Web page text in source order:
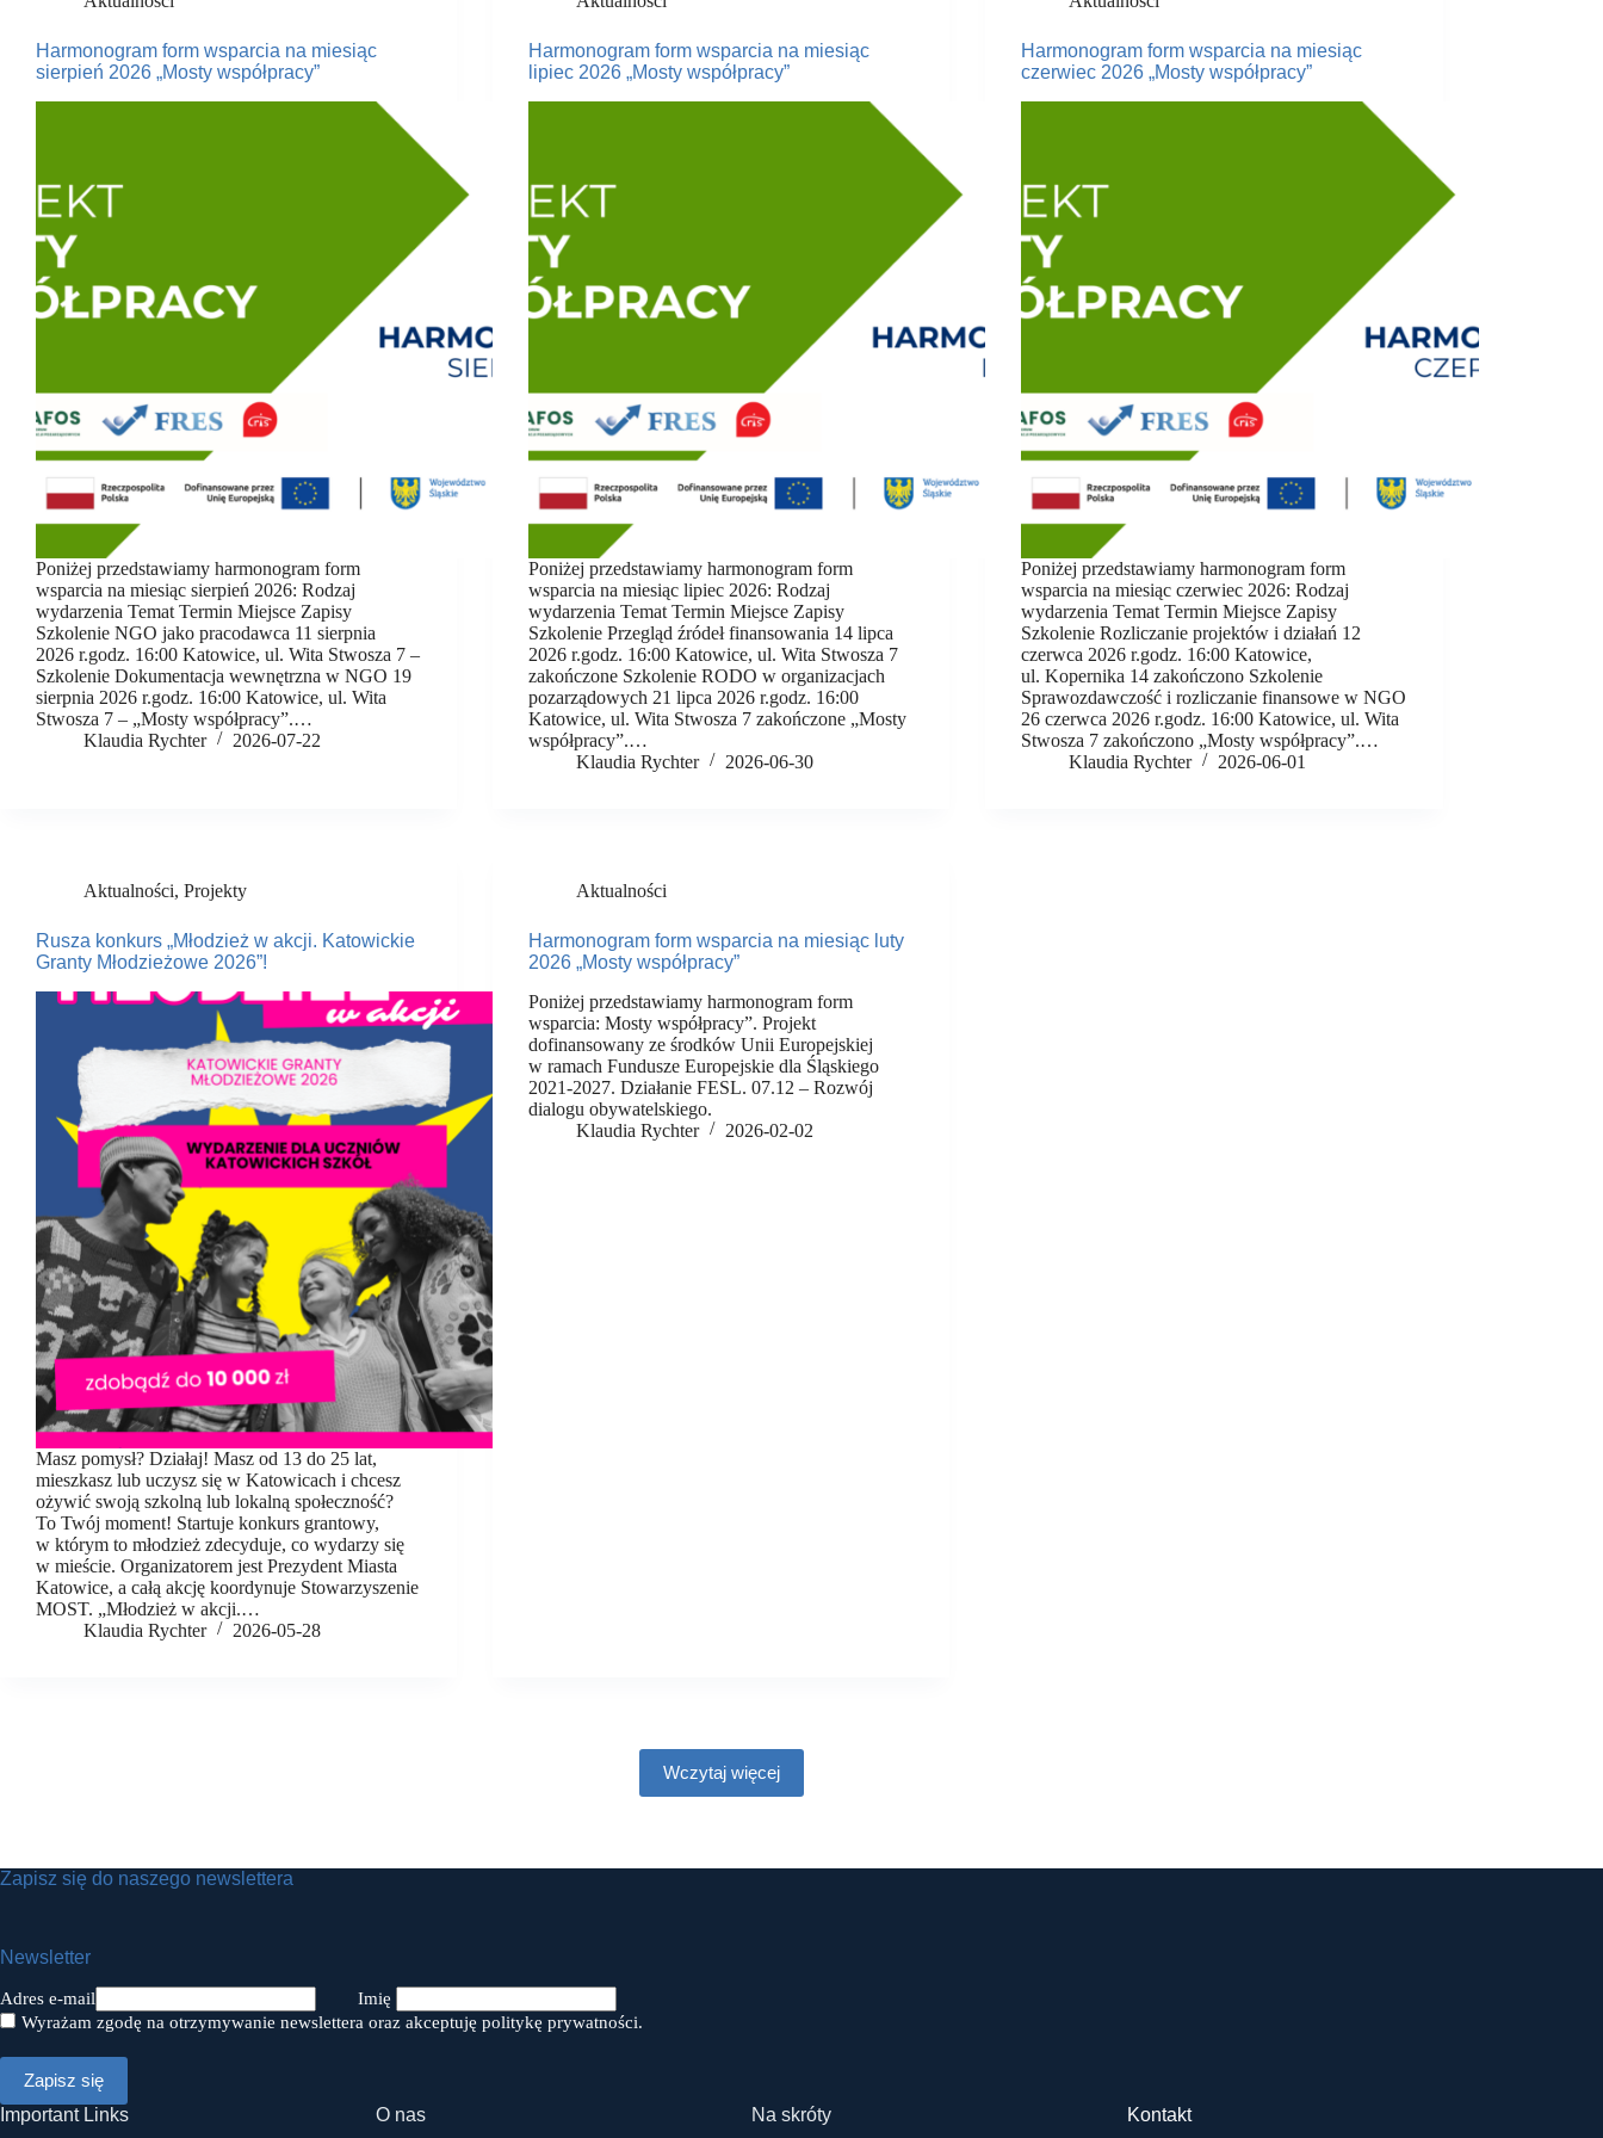
Harmonogram form wsparcia na miesiąc
sierpień 2026 „Mosty współpracy”
Poniżej przedstawiamy harmonogram form
wsparcia na miesiąc sierpień 2026: Rodzaj
wydarzenia Temat Termin Miejsce Zapisy
Szkolenie NGO jako pracodawca 11 sierpnia
2026 r.godz. 16:00 Katowice, ul. Wita Stwosza 7 –
Szkolenie Dokumentacja wewnętrzna w NGO 19
sierpnia 2026 r.godz. 16:00 Katowice, ul. Wita
Stwosza 7 – „Mosty współpracy”.…
Klaudia Rychter
2026-07-22
Harmonogram form wsparcia na miesiąc
lipiec 2026 „Mosty współpracy”
Poniżej przedstawiamy harmonogram form
wsparcia na miesiąc lipiec 2026: Rodzaj
wydarzenia Temat Termin Miejsce Zapisy
Szkolenie Przegląd źródeł finansowania 14 lipca
2026 r.godz. 16:00 Katowice, ul. Wita Stwosza 7
zakończone Szkolenie RODO w organizacjach
pozarządowych 21 lipca 2026 r.godz. 16:00
Katowice, ul. Wita Stwosza 7 zakończone „Mosty
współpracy”.…
Klaudia Rychter
2026-06-30
Harmonogram form wsparcia na miesiąc
czerwiec 2026 „Mosty współpracy”
Poniżej przedstawiamy harmonogram form
wsparcia na miesiąc czerwiec 2026: Rodzaj
wydarzenia Temat Termin Miejsce Zapisy
Szkolenie Rozliczanie projektów i działań 12
czerwca 2026 r.godz. 16:00 Katowice,
ul. Kopernika 14 zakończono Szkolenie
Sprawozdawczość i rozliczanie finansowe w NGO
26 czerwca 2026 r.godz. 16:00 Katowice, ul. Wita
Stwosza 7 zakończono „Mosty współpracy”.…
Klaudia Rychter
2026-06-01
Aktualności, Projekty
Rusza konkurs „Młodzież w akcji. Katowickie
Granty Młodzieżowe 2026”!
Masz pomysł? Działaj! Masz od 13 do 25 lat,
mieszkasz lub uczysz się w Katowicach i chcesz
ożywić swoją szkolną lub lokalną społeczność?
To Twój moment! Startuje konkurs grantowy,
w którym to młodzież zdecyduje, co wydarzy się
w mieście. Organizatorem jest Prezydent Miasta
Katowice, a całą akcję koordynuje Stowarzyszenie
MOST. „Młodzież w akcji.…
Klaudia Rychter
2026-05-28
Aktualności
Harmonogram form wsparcia na miesiąc luty
2026 „Mosty współpracy”
Poniżej przedstawiamy harmonogram form
wsparcia: Mosty współpracy”. Projekt
dofinansowany ze środków Unii Europejskiej
w ramach Fundusze Europejskie dla Śląskiego
2021-2027. Działanie FESL. 07.12 – Rozwój
dialogu obywatelskiego.
Klaudia Rychter
2026-02-02
Wczytaj więcej
Zapisz się do naszego newslettera
Newsletter
Adres e-mail
Imię
Wyrażam zgodę na otrzymywanie newslettera oraz akceptuję politykę prywatności.
Important Links O nas Na skróty Kontakt